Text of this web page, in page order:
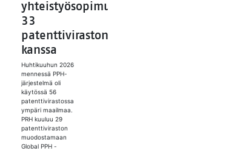
yhteistyösopimus
33
patenttiviraston
kanssa
Huhtikuuhun 2026
mennessä PPH-
järjestelmä oli
käytössä 56
patenttivirastossa
ympäri maailmaa.
PRH kuuluu 29
patenttiviraston
muodostamaan
Global PPH -